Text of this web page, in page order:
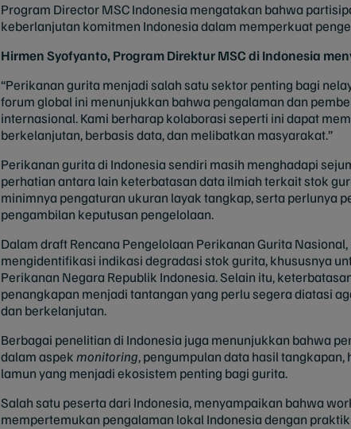
Program Director MSC Indonesia mengatakan bahwa
keberlanjutan komitmen Indonesia dalam memperkuat
Hirmen Syofyanto, Program Direktur MSC di Indonesia
“Perikanan gurita menjadi salah satu sektor penting bagi
forum global ini menunjukkan bahwa pengalaman dan
internasional. Kami berharap kolaborasi seperti ini dapat
berkelanjutan, berbasis data, dan melibatkan masyarakat.”
Perikanan gurita di Indonesia sendiri masih menghadapi
perhatian antara lain keterbatasan data ilmiah terkait stok
minimnya pengaturan ukuran layak tangkap, serta perlunya
pengambilan keputusan pengelolaan.
Dalam draft Rencana Pengelolaan Perikanan Gurita
mengidentifikasi indikasi degradasi stok gurita, khususnya
Perikanan Negara Republik Indonesia. Selain itu,
penangkapan menjadi tantangan yang perlu segera diatasi
dan berkelanjutan.
Berbagai penelitian di Indonesia juga menunjukkan bahwa
dalam aspekmonitoring, pengumpulan data hasil
lamun yang menjadi ekosistem penting bagi gurita.
Salah satu peserta dari Indonesia, menyampaikan bahwa
mempertemukan pengalaman lokal Indonesia dengan